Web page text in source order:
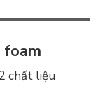
foam
chất liệu